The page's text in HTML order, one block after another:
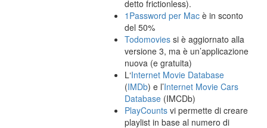
detto frictionless).
1Password per Mac è in sconto
del 50%
Todomovies si è aggiornato alla
versione 3, ma è un’applicazione
nuova (e gratuita)
L‘Internet Movie Database
(IMDb) e l’Internet Movie Cars
Database (IMCDb)
PlayCounts vi permette di creare
playlist in base al numero di